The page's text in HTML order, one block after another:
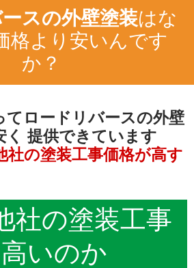
スの外壁塗装はな
格より安いんです
か？
てロードリバースの外壁
提供できています
社の塗装工事価格が高す
社の塗装工事
いのか